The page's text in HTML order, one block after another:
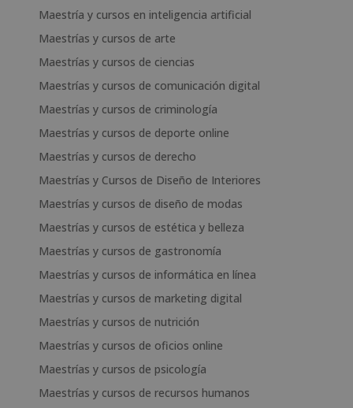
Maestría y cursos en inteligencia artificial
Maestrías y cursos de arte
Maestrías y cursos de ciencias
Maestrías y cursos de comunicación digital
Maestrías y cursos de criminología
Maestrías y cursos de deporte online
Maestrías y cursos de derecho
Maestrías y Cursos de Diseño de Interiores
Maestrías y cursos de diseño de modas
Maestrías y cursos de estética y belleza
Maestrías y cursos de gastronomía
Maestrías y cursos de informática en línea
Maestrías y cursos de marketing digital
Maestrías y cursos de nutrición
Maestrías y cursos de oficios online
Maestrías y cursos de psicología
Maestrías y cursos de recursos humanos